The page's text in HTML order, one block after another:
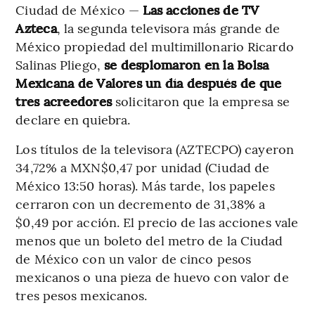
Ciudad de México — Las acciones de TV
Azteca, la segunda televisora más grande de
México propiedad del multimillonario Ricardo
Salinas Pliego, se desplomaron en la Bolsa
Mexicana de Valores un día después de que
tres acreedoressolicitaron que la empresa se
declare en quiebra.
Los títulos de la televisora (AZTECPO) cayeron
34,72% a MXN$0,47 por unidad (Ciudad de
México 13:50 horas). Más tarde, los papeles
cerraron con un decremento de 31,38% a
$0,49 por acción. El precio de las acciones vale
menos que un boleto del metro de la Ciudad
de México con un valor de cinco pesos
mexicanos o una pieza de huevo con valor de
tres pesos mexicanos.